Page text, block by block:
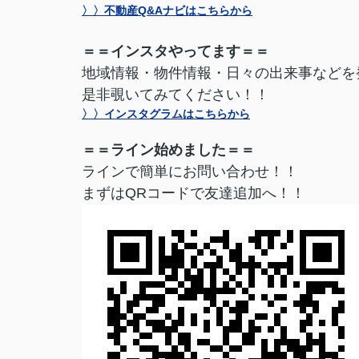
〉〉不動産Q&Aナビはこちらから
＝＝インスタやってます＝＝
地域情報・物件情報・日々の出来事など
是非覗いてみてください！！
〉〉インスタグラムはこちらから
＝＝ライン始めました＝＝
ラインで簡単にお問い合わせ！！
まずはQRコードで友達追加へ！！